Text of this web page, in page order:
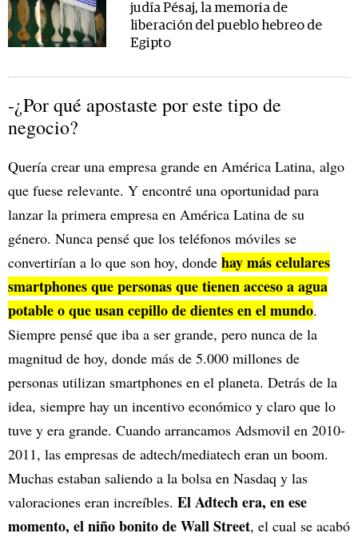
judía Pésaj, la memoria de
liberación del pueblo hebreo de
Egipto
-¿Por qué apostaste por este tipo de
negocio?
Quería crear una empresa grande en América Latina, algo
que fuese relevante. Y encontré una oportunidad para
lanzar la primera empresa en América Latina de su
género. Nunca pensé que los teléfonos móviles se
convertirían a lo que son hoy, donde hay más celulares
smartphones que personas que tienen acceso a agua
potable o que usan cepillo de dientes en el mundo.
Siempre pensé que iba a ser grande, pero nunca de la
magnitud de hoy, donde más de 5.000 millones de
personas utilizan smartphones en el planeta. Detrás de la
idea, siempre hay un incentivo económico y claro que lo
tuve y era grande. Cuando arrancamos Adsmovil en 2010-
2011, las empresas de adtech/mediatech eran un boom.
Muchas estaban saliendo a la bolsa en Nasdaq y las
valoraciones eran increíbles. El Adtech era, en ese
momento, el niño bonito de Wall Street, el cual se acabó